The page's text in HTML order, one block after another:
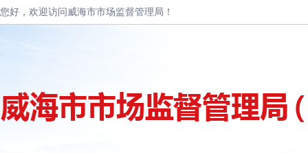
您好，欢迎访问威海市市场监督管理局！